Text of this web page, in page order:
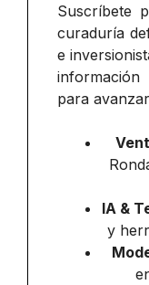
Suscríbete
curaduría
e
para
IA &
y